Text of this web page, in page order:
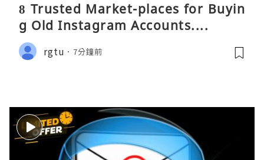
8 Trusted Market-places for Buyin
g Old Instagram Accounts....
rgtu 7分鐘前